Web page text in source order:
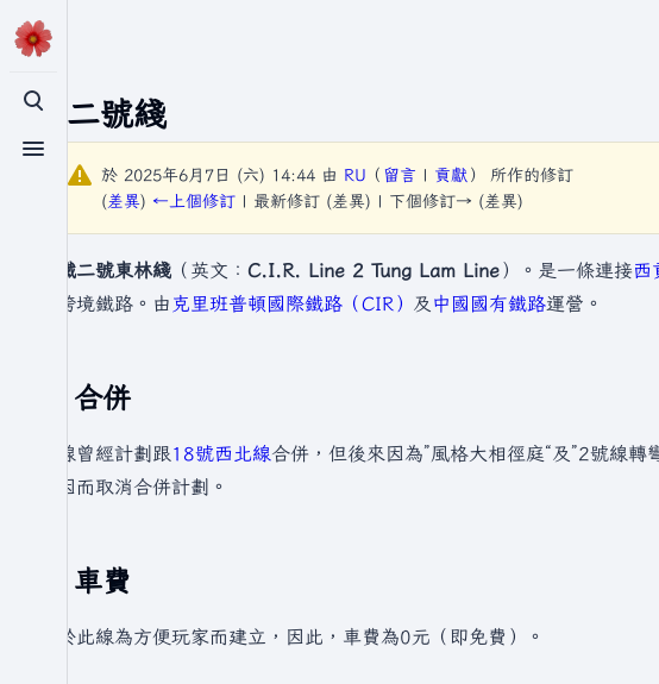
切換搜尋
切換選單
克鐵二號綫
於 2025年6月7日 (六) 14:44 由 RU （ 留言 | 貢獻 ）
所作的修訂
(差異) ←上個修訂 | 最新修訂 (差異) | 下個修訂→ (差異)
克鐵二號東林綫 （英文： C.I.R. Line 2 Tung Lam Line）。是一條連接西
的跨境鐵路。由 克里班普頓國際鐵路（CIR） 及 中國國有鐵路運營。
合併
此線曾經計劃跟18號西北線合併，但後來因為”風格大相徑庭“及”2號線轉
原因而取消合併計劃。
車費
由於此線為方便玩家而建立，因此，車費為0元（即免費）。